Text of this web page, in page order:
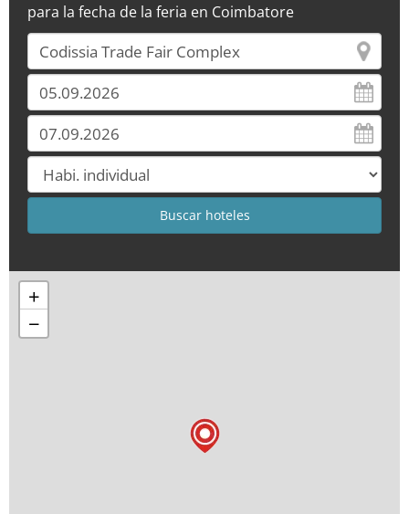
para la fecha de la feria en Coimbatore
+
−